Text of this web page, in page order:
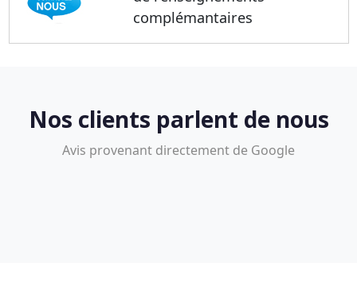
complémantaires
Nos clients parlent de nous
Avis provenant directement de Google